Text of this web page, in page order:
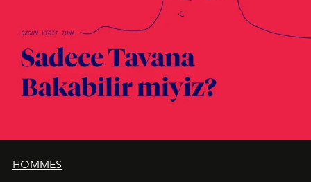
HOMMES